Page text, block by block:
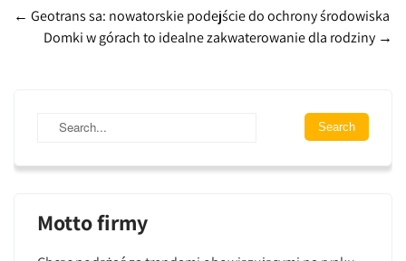
Post
navigation
← Geotrans sa: nowatorskie podejście do ochrony środowiska
Domki w górach to idealne zakwaterowanie dla rodziny →
Motto firmy